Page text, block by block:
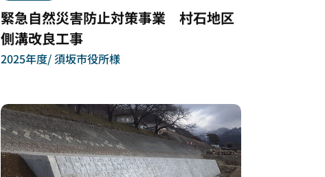
緊急自然災害防止対策事業 村石地区
側溝改良工事
2025年度 須坂市役所様